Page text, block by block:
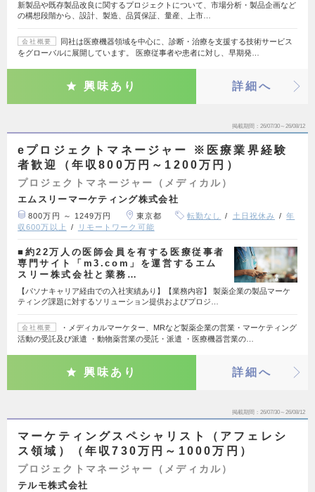
新製品や既存製品改良に関するプロジェクトについて、市場分析・製品企画など
の構想段階から、設計、製造、品質保証、量産、上市…
会社概要
同社は医療機器領域を中心に、診断・治療を支援する技術サービス
をグローバルに展開しています。 医療従事者や患者に対し、早期発…
興味あり 詳細へ
掲載期間 26/07/30～26/08/12
eプロジェクトマネージャー ※医療業界経験
者歓迎（年収800万円～1200万円）
プロジェクトマネージャー（メディカル）
エムスリーマーケティング株式会社
800万円 ～ 1249万円 東京都 転勤なし 土日祝休み
年
収600万以上
リモートワーク可能
■約22万人の医師会員を有する医療従事者
専門サイト「m3.com」を運営するエム
スリー株式会社と業務…
【パソナキャリア経由での入社実績あり】【業務内容】 製薬企業の製品マーケ
ティング課題に対するソリューション提供およびプロジ…
会社概要
・メディカルマーケター、MRなど製薬企業の営業・マーケティング
活動の受託及び派遣 ・動物薬営業の受託・派遣 ・医療機器営業の…
興味あり 詳細へ
掲載期間 26/07/30～26/08/12
マーケティングスペシャリスト（アフェレシ
ス領域）（年収730万円～1000万円）
プロジェクトマネージャー（メディカル）
テルモ株式会社